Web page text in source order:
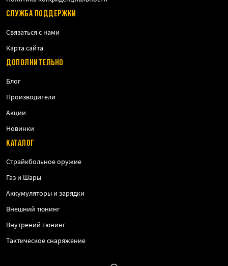
СЛУЖБА ПОДДЕРЖКИ
Связаться с нами
Карта сайта
ДОПОЛНИТЕЛЬНО
Блог
Производители
Акции
Новинки
КАТАЛОГ
Страйкбольное оружие
Газ и Шары
Аккумуляторы и зарядки
Внешний тюнинг
Внутрений тюнинг
Тактическое снаряжение